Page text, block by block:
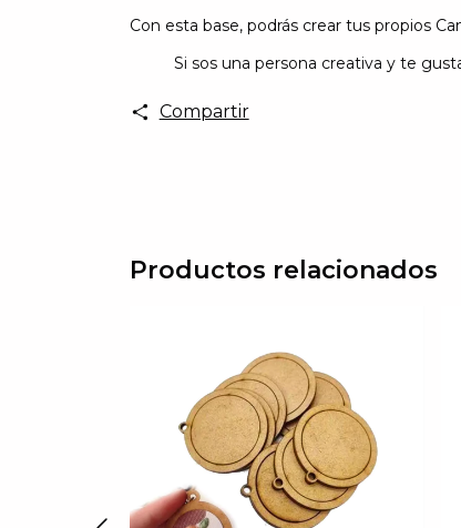
Con esta base, podrás crear tus propios
Si sos una persona creativa y te gusta
Compartir
Productos relacionados